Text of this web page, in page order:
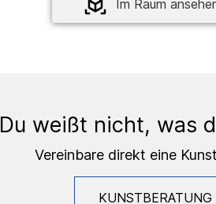
Im Raum
Du weißt nicht, was
Vereinbare direkt eine
KUNSTBERATUNG